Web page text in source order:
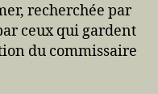
recherchée par
ceux qui gardent
du commissaire